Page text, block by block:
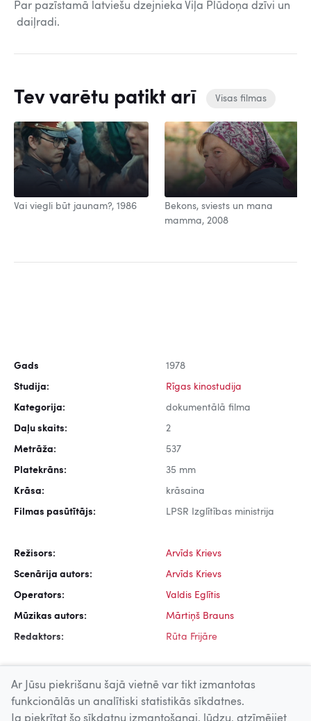
Par pazīstamā latviešu dzejnieka Viļa Plūdoņa dzīvi un
daiļradi.
Tev varētu patikt arī Visas filmas
Vai viegli būt jaunam?, 1986
Bekons, sviests un mana
mamma, 2008
Gads 1978
Studija: Rīgas kinostudija
Kategorija: dokumentālā filma
Daļu skaits: 2
Metrāža: 537
Platekrāns: 35 mm
Krāsa: krāsaina
Filmas pasūtītājs: LPSR Izglītības ministrija
Režisors: Arvīds Krievs
Scenārija autors: Arvīds Krievs
Operators: Valdis Eglītis
Mūzikas autors: Mārtiņš Brauns
Redaktors: Rūta Frijāre
Ar Jūsu piekrišanu šajā vietnē var tikt izmantotas
funkcionālās un analītiski statistikās sīkdatnes.